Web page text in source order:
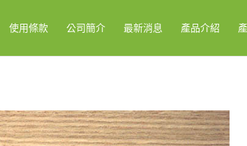
使用條款 公司簡介 最新消息 產品介紹